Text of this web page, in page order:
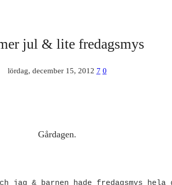
jul & lite fredagsmys
lördag, december 15, 2012 7 0
Gårdagen.